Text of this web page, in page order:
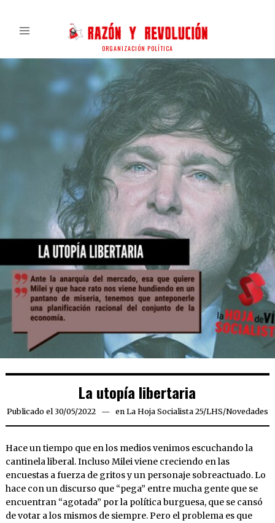
ORGANIZACIÓN POLÍTICA
La utopía libertaria
Publicado el 30/05/202230/05/2022
en La Hoja Socialista 25/LHS/Novedades
Hace un tiempo que en los medios venimos escuchando la
cantinela liberal. Incluso Milei viene creciendo en las
encuestas a fuerza de gritos y un personaje sobreactuado. Lo
hace con un discurso que “pega” entre mucha gente que se
encuentran “agotada” por la política burguesa, que se cansó
de votar a los mismos de siempre. Pero el problema es que